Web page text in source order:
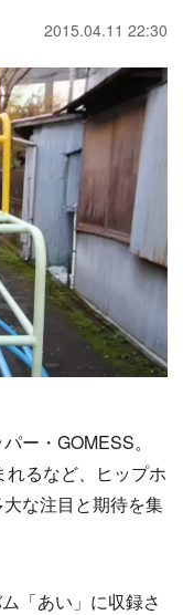
2015.04.11 22:30
ー・GOMESS。
るなど、ヒップホ
な注目と期待を集
「あい」に収録さ